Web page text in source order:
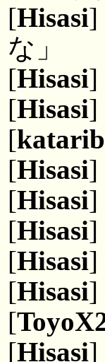
[Hisasi]
な」
[Hisasi]
[Hisasi]
[
[Hisasi]
[Hisasi]
[Hisasi]
[Hisasi]
[Hisasi]
[
[Hisasi]